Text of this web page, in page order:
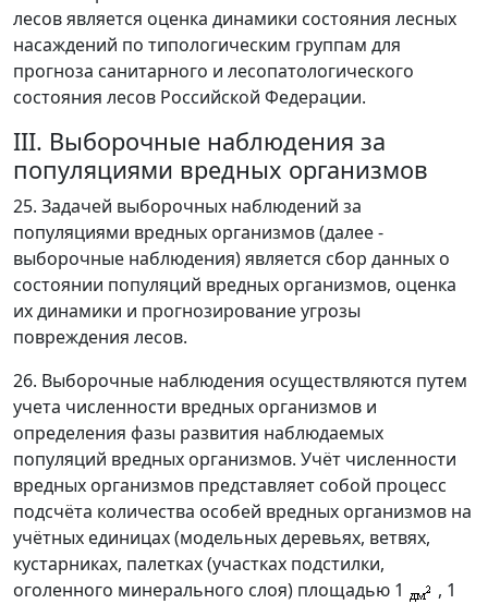
лесов является оценка динамики состояния лесных
насаждений по типологическим группам для
прогноза санитарного и лесопатологического
состояния лесов Российской Федерации.
III. Выборочные наблюдения за
популяциями вредных организмов
25. Задачей выборочных наблюдений за
популяциями вредных организмов (далее -
выборочные наблюдения) является сбор данных о
состоянии популяций вредных организмов, оценка
их динамики и прогнозирование угрозы
повреждения лесов.
26. Выборочные наблюдения осуществляются путем
учета численности вредных организмов и
определения фазы развития наблюдаемых
популяций вредных организмов. Учёт численности
вредных организмов представляет собой процесс
подсчёта количества особей вредных организмов на
учётных единицах (модельных деревьях, ветвях,
кустарниках, палетках (участках подстилки,
оголенного минерального слоя) площадью 1
, 1